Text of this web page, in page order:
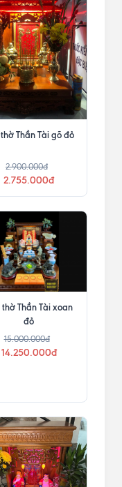
Thần Tài gõ đỏ
2.900.000đ
2.755.000đ
thờ Thần Tài xoan
đỏ
15.000.000đ
14.250.000đ